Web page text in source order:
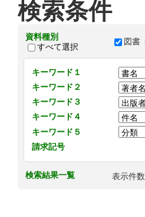
検索条件
資料種別
すべて選択
図書
キーワード１
キーワード２
キーワード３
キーワード４
キーワード５
請求記号
検索結果一覧 表示件数